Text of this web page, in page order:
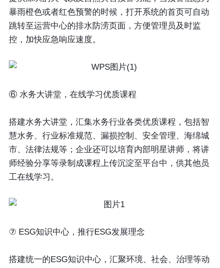
暴雨橙色或者红色预警的时候，打开系统的首页可自动
跳转至运营中心的排水防涝页面，方便管理员及时监
控，加快应急响应速度。
⑥ 水务大讲堂，在线学习优质课程
搭建水务大讲堂，汇集水务行业各类优质课程，包括智
慧水务、行业标准规范、漏损控制、安全管理、海绵城
市、法律法规等；企业还可以培育内部明星讲师，将讲
师经验分享等录制成课程上传沉淀至平台中，供其他员
工在线学习。
⑦ ESG知识中心，推行ESG发展理念
搭建统一的ESG知识中心，汇聚环境、社会、治理等动